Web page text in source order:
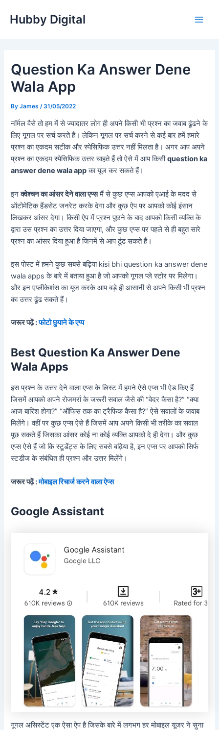
Hubby Digital
Question Ka Answer Dene
Wala App
ByJames /31/05/2022
नॉर्मल वैसे तो हम में से ज्यादातर लोग ही अपने किसी भी प्रश्न का जवाब ढूंढने के
लिए गूगल पर सर्च करते हैं। लेकिन गूगल पर सर्च करने से कई बार हमें हमारे
प्रश्न का एकदम सटीक और स्पेसिफिक उत्तर नहीं मिलता है। अगर आप अपने
प्रश्न का एकदम स्पेसिफिक उत्तर चाहते हैं तो ऐसे में आप किसीquestion ka
answer dene wala appका यूज कर सकते हैं।
इनक्वेश्चन का आंसर देने वाला एप्समैं से कुछ एप्स आपको एआई के मदद से
ऑटोमेटिक हैंडसेट जनरेट करके देगा और कुछ ऐप पर आपको कोई इंसान
लिखकर आंसर देगा। किसी ऐप में प्रश्न पूछने के बाद आपको किसी व्यक्ति के
द्वारा उस प्रश्न का उत्तर दिया जाएगा, और कुछ एप्स पर पहले से ही बहुत सारे
प्रश्न का आंसर दिया हुआ है जिनमें से आप ढूंढ सकते हैं।
इस पोस्ट में हमने कुछ सबसे बढ़िया kisi bhi question ka answer dene
wala apps के बारे में बताया हुआ है जो आपको गूगल प्ले स्टोर पर मिलेगा।
और इन एप्लीकेशंस का यूज करके आप बड़े ही आसानी से अपने किसी भी प्रश्न
का उत्तर ढूंढ सकते हैं।
जरूर पढ़ें :फोटो छुपाने के एप्प
Best Question Ka Answer Dene
Wala Apps
इस प्रश्न के उत्तर देने वाला एप्स के लिस्ट में हमने ऐसे एप्स भी ऐड किए हैं
जिसमें आपको अपने रोजमर्रा के जरूरी सवाल जैसे की “वेदर कैसा है?” “क्या
आज बारिश होगा?” “ऑफिस तक का ट्रैफिक कैसा है?” ऐसे सवालों के जवाब
मिलेंगे। वहीं पर कुछ एप्स ऐसे हैं जिसमें आप अपने किसी भी तरीके का सवाल
पूछ सकते हैं जिसका आंसर कोई ना कोई व्यक्ति आपको दे ही देगा। और कुछ
एप्स ऐसे हैं जो कि स्टूडेंट्स के लिए सबसे बढ़िया है, इन एप्स पर आपको सिर्फ
स्टडीज के संबंधित ही प्रश्न और उत्तर मिलेंगे।
जरूर पढ़ें :मोबाइल रिचार्ज करने वाला ऐप्स
Google Assistant
गूगल असिस्टेंट एक ऐसा ऐप है जिसके बारे में लगभग हर मोबाइल यूजर ने सुना